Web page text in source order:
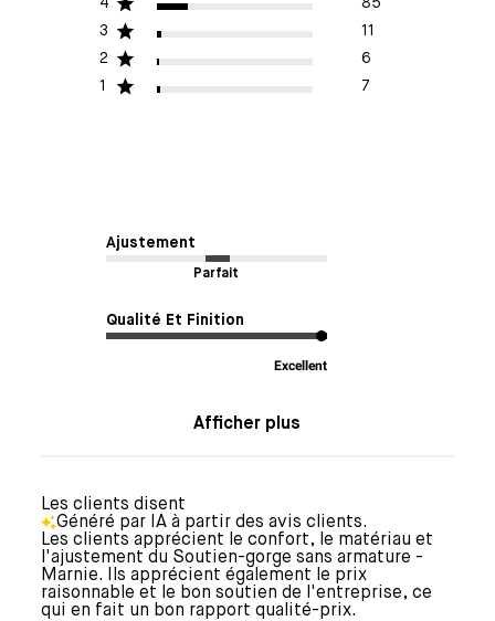
3
11
2
6
1
7
Ajustement
Parfait
Qualité Et Finition
Excellent
Afficher plus
Les clients disent
Généré par IA à partir des avis clients.
Les clients apprécient le confort, le matériau et
l'ajustement du Soutien-gorge sans armature -
Marnie. Ils apprécient également le prix
raisonnable et le bon soutien de l'entreprise, ce
qui en fait un bon rapport qualité-prix.